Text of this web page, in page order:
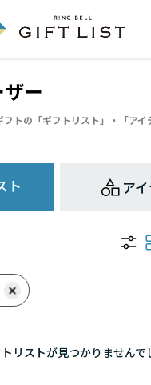
ー
トの「ギフトリスト」・「アイ
ト ア
リストが見つかりませんで